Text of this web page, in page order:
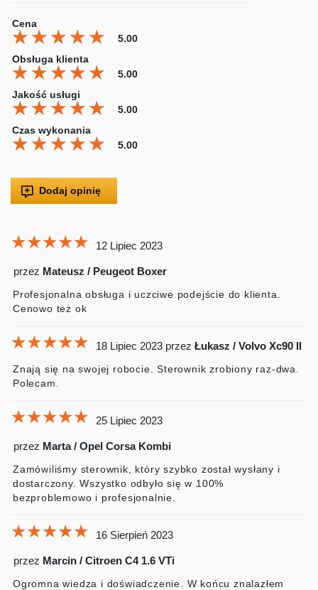
Cena
5.00
★★★★★
★★★★★
★★★★★
Obsługa klienta
5.00
★★★★★
★★★★★
★★★★★
Jakość usługi
5.00
★★★★★
★★★★★
★★★★★
Czas wykonania
5.00
★★★★★
★★★★★
★★★★★
Dodaj opinię
★★★★★
★★★★★
★★★★★ 12 Lipiec 2023
przez Mateusz / Peugeot Boxer
Profesjonalna obsługa i uczciwe podejście do klienta.
Cenowo też ok
★★★★★
★★★★★
★★★★★ 18 Lipiec 2023 przez Łukasz / Volvo Xc90 II
Znają się na swojej robocie. Sterownik zrobiony raz-dwa.
Polecam.
★★★★★
★★★★★
★★★★★ 25 Lipiec 2023
przez Marta / Opel Corsa Kombi
Zamówiliśmy sterownik, który szybko został wysłany i
dostarczony. Wszystko odbyło się w 100%
bezproblemowo i profesjonalnie.
★★★★★
★★★★★
★★★★★ 16 Sierpień 2023
przez Marcin / Citroen C4 1.6 VTi
Ogromna wiedza i doświadczenie. W końcu znalazłem